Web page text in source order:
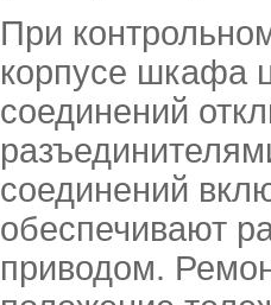
При
корпусе шкафа
соединений
соединений
обеспечивают
приводом.